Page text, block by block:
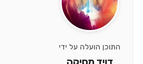
התוכן הועלה על ידי